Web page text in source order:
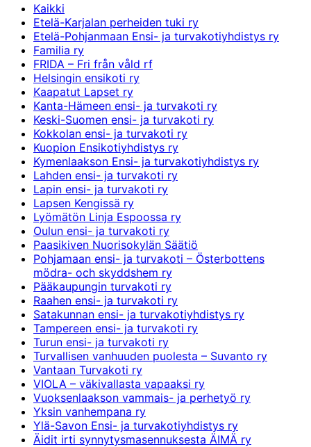
Kaikki
Etelä-Karjalan perheiden tuki ry
Etelä-Pohjanmaan Ensi- ja turvakotiyhdistys ry
Familia ry
FRIDA – Fri från våld rf
Helsingin ensikoti ry
Kaapatut Lapset ry
Kanta-Hämeen ensi- ja turvakoti ry
Keski-Suomen ensi- ja turvakoti ry
Kokkolan ensi- ja turvakoti ry
Kuopion Ensikotiyhdistys ry
Kymenlaakson Ensi- ja turvakotiyhdistys ry
Lahden ensi- ja turvakoti ry
Lapin ensi- ja turvakoti ry
Lapsen Kengissä ry
Lyömätön Linja Espoossa ry
Oulun ensi- ja turvakoti ry
Paasikiven Nuorisokylän Säätiö
Pohjamaan ensi- ja turvakoti – Österbottens
mödra- och skyddshem ry
Pääkaupungin turvakoti ry
Raahen ensi- ja turvakoti ry
Satakunnan ensi- ja turvakotiyhdistys ry
Tampereen ensi- ja turvakoti ry
Turun ensi- ja turvakoti ry
Turvallisen vanhuuden puolesta – Suvanto ry
Vantaan Turvakoti ry
VIOLA – väkivallasta vapaaksi ry
Vuoksenlaakson vammais- ja perhetyö ry
Yksin vanhempana ry
Ylä-Savon Ensi- ja turvakotiyhdistys ry
Äidit irti synnytysmasennuksesta ÄIMÄ ry